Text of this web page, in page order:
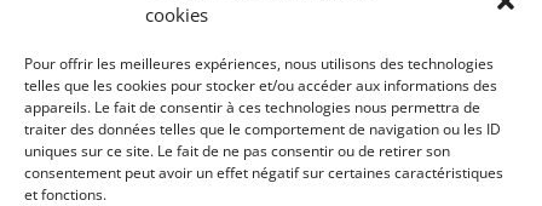
cookies
Pour offrir les meilleures expériences, nous utilisons des technologies
telles que les cookies pour stocker et/ou accéder aux informations des
appareils. Le fait de consentir à ces technologies nous permettra de
traiter des données telles que le comportement de navigation ou les ID
uniques sur ce site. Le fait de ne pas consentir ou de retirer son
consentement peut avoir un effet négatif sur certaines caractéristiques
et fonctions.